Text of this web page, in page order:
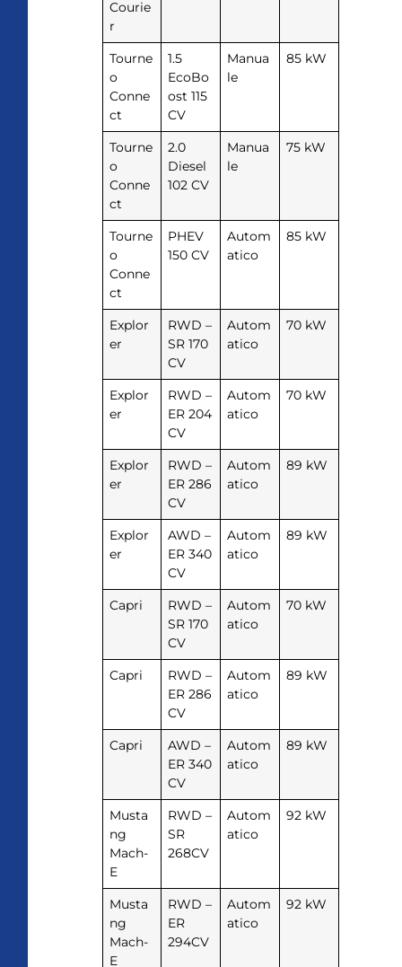
Courie
r
Tourne
o
Conne
ct
1.5
EcoBo
ost 115
CV
Manua
le
85 kW
Tourne
o
Conne
ct
2.0
Diesel
102 CV
Manua
le
75 kW
Tourne
o
Conne
ct
PHEV
150 CV
Autom
atico
85 kW
Explor
er
RWD –
SR 170
CV
Autom
atico
70 kW
Explor
er
RWD –
ER 204
CV
Autom
atico
70 kW
Explor
er
RWD –
ER 286
CV
Autom
atico
89 kW
Explor
er
AWD –
ER 340
CV
Autom
atico
89 kW
Capri
RWD –
SR 170
CV
Autom
atico
70 kW
Capri
RWD –
ER 286
CV
Autom
atico
89 kW
Capri
AWD –
ER 340
CV
Autom
atico
89 kW
Musta
ng
Mach-
E
RWD –
SR
268CV
Autom
atico
92 kW
Musta
ng
Mach-
E
RWD –
ER
294CV
Autom
atico
92 kW